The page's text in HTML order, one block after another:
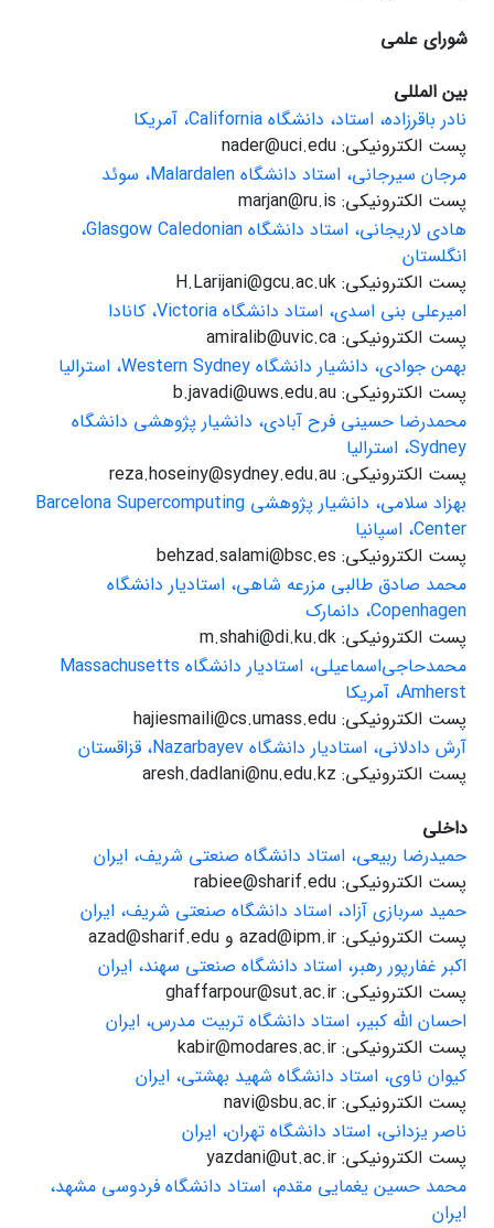
شورای علمی
بین المللی
نادر باقرزاده، استاد، دانشگاه California، آمریکا
پست الکترونیکی: nader@uci.edu
مرجان سیرجانی، استاد دانشگاه Malardalen، سوئد
پست الکترونیکی: marjan@ru.is
هادی لاریجانی، استاد دانشگاه Glasgow Caledonian،
انگلستان
پست الکترونیکی: H.Larijani@gcu.ac.uk
امیرعلی بنی اسدی، استاد دانشگاه Victoria، کانادا
پست الکترونیکی: amiralib@uvic.ca
بهمن جوادی، دانشیار دانشگاه Western Sydney، استرالیا
پست الکترونیکی: b.javadi@uws.edu.au
محمدرضا حسینی فرح آبادی، دانشیار پژوهشی دانشگاه
Sydney، استرالیا
پست الکترونیکی: reza.hoseiny@sydney.edu.au
بهزاد سلامی، دانشیار پژوهشی Barcelona Supercomputing
Center، اسپانیا
پست الکترونیکی: behzad.salami@bsc.es
محمد صادق طالبی مزرعه شاهی، استادیار دانشگاه
Copenhagen، دانمارک
پست الکترونیکی: m.shahi@di.ku.dk
محمدحاجی‌اسماعیلی، استادیار دانشگاه Massachusetts
Amherst، آمریکا
پست الکترونیکی: hajiesmaili@cs.umass.edu
آرش دادلانی، استادیار دانشگاه Nazarbayev، قزاقستان
پست الکترونیکی: aresh.dadlani@nu.edu.kz
داخلی
حمیدرضا ربیعی، استاد دانشگاه صنعتی شریف، ایران
پست الکترونیکی: rabiee@sharif.edu
حمید سربازی آزاد، استاد دانشگاه صنعتی شریف، ایران
پست الکترونیکی: azad@ipm.ir و azad@sharif.edu
اکبر غفارپور رهبر، استاد دانشگاه صنعتی سهند، ایران
پست الکترونیکی: ghaffarpour@sut.ac.ir
احسان الله کبیر، استاد دانشگاه تربیت مدرس، ایران
پست الکترونیکی: kabir@modares.ac.ir
کیوان ناوی، استاد دانشگاه شهید بهشتی، ایران
پست الکترونیکی: navi@sbu.ac.ir
ناصر یزدانی، استاد دانشگاه تهران، ایران
پست الکترونیکی: yazdani@ut.ac.ir
محمد حسین یغمایی مقدم، استاد دانشگاه فردوسی مشهد،
ایران